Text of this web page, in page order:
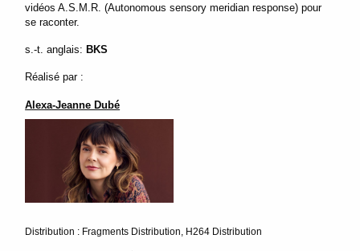
vidéos A.S.M.R. (Autonomous sensory meridian response) pour
se raconter.
s.-t. anglais: BKS
Réalisé par :
Alexa-Jeanne Dubé
Distribution : Fragments Distribution, H264 Distribution